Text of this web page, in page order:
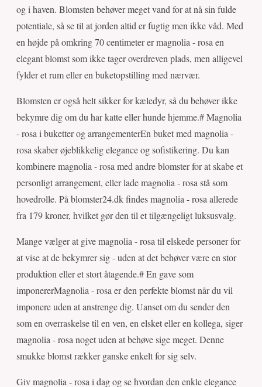
og i haven. Blomsten behøver meget vand for at nå sin fulde
potentiale, så se til at jorden altid er fugtig men ikke våd. Med
en højde på omkring 70 centimeter er magnolia - rosa en
elegant blomst som ikke tager overdreven plads, men alligevel
fylder et rum eller en buketopstilling med nærvær.
Blomsten er også helt sikker for kæledyr, så du behøver ikke
bekymre dig om du har katte eller hunde hjemme.# Magnolia
- rosa i buketter og arrangementerEn buket med magnolia -
rosa skaber øjeblikkelig elegance og sofistikering. Du kan
kombinere magnolia - rosa med andre blomster for at skabe et
personligt arrangement, eller lade magnolia - rosa stå som
hovedrolle. På blomster24.dk findes magnolia - rosa allerede
fra 179 kroner, hvilket gør den til et tilgængeligt luksusvalg.
Mange vælger at give magnolia - rosa til elskede personer for
at vise at de bekymrer sig - uden at det behøver være en stor
produktion eller et stort åtagende.# En gave som
imponererMagnolia - rosa er den perfekte blomst når du vil
imponere uden at anstrenge dig. Uanset om du sender den
som en overraskelse til en ven, en elsket eller en kollega, siger
magnolia - rosa noget uden at behøve sige meget. Denne
smukke blomst rækker ganske enkelt for sig selv.
Giv magnolia - rosa i dag og se hvordan den enkle elegance